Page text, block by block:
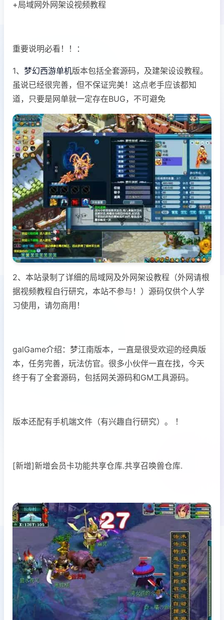
+局域网外网架设视频教程
重要说明必看！！：
1、 梦幻西游单机版本包括全套源码，及建架设设教程。
虽说已经很完善，但不保证完美！这点老手应该都知
道，只要是网单就一定存在BUG，不可避免
2、本站录制了详细的局域网及外网架设教程（外网请根
据视频教程自行研究，本站不参与！）源码仅供个人学
习使用，请勿商用！
galGame介绍：梦江南版本，一直是很受欢迎的经典版
本，任务完善，玩法仿官。很多小伙伴一直在找，今天
终于有了全套源码，包括网关源码和GM工具源码。
版本还配有手机端文件（有兴趣自行研究）。 ！
[新增]新增会员卡功能共享仓库.共享召唤兽仓库.